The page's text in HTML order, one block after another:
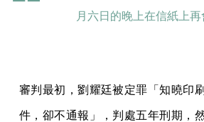
月六日的晚上在信紙上再
審判最初，劉耀廷被定罪「知曉印
件，卻不通報」，判處五年刑期，